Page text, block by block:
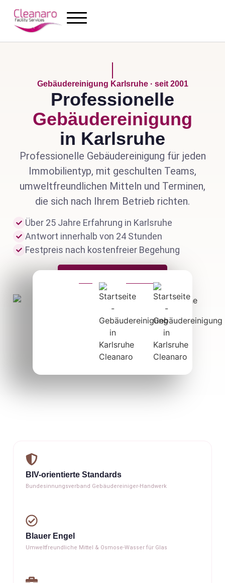
Gebäudereinigung Karlsruhe · seit 2001
Professionelle
Gebäude­reinigung
in Karlsruhe
Professionelle Gebäudereinigung für jeden
Immobilientyp, mit geschulten Teams,
umweltfreundlichen Mitteln und Terminen,
die sich nach Ihrem Betrieb richten.
Über 25 Jahre Erfahrung in Karlsruhe
Antwort innerhalb von 24 Stunden
Festpreis nach kostenfreier Begehung
BIV-orientierte Standards
Bundesinnungs­verband Gebäudereiniger-Handwerk
Blauer Engel
Umweltfreundliche Mittel & Osmose-Wasser für Glas